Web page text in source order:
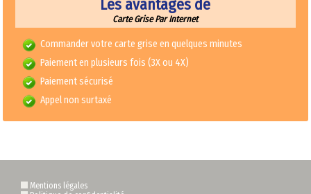
Les avantages de
Carte Grise Par Internet
Commander votre carte grise en quelques minutes
Paiement en plusieurs fois (3X ou 4X)
Paiement sécurisé
Appel non surtaxé
Mentions légales